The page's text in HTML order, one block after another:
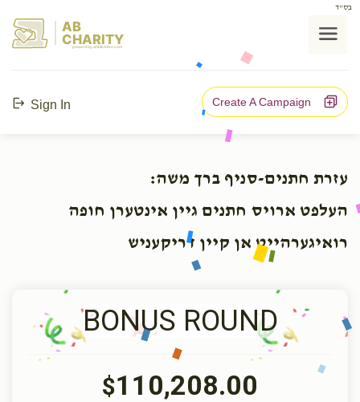
בס"ד
AB
CHARITY
powerd by ahblicklive.com
Sign In Create A Campaign
עזרת חתנים-סניף ברך משה:
העלפט ארויס חתנים גיין אינטערן חופה
רואיגערהייט אן קיין דריקעניש
BONUS ROUND
$110,208.00